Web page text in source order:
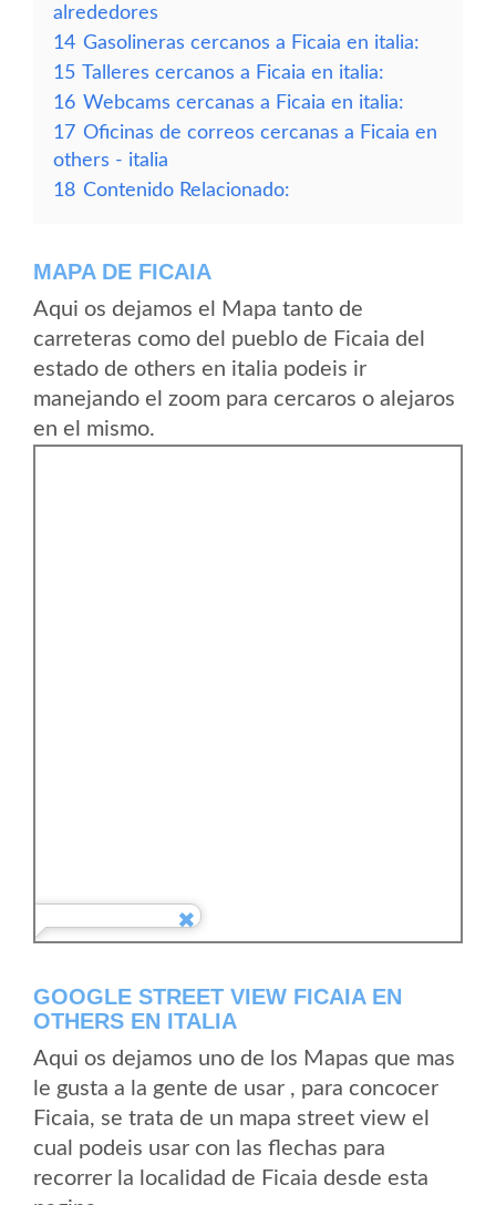
alrededores
14 Gasolineras cercanos a Ficaia en italia:
15 Talleres cercanos a Ficaia en italia:
16 Webcams cercanas a Ficaia en italia:
17 Oficinas de correos cercanas a Ficaia en
others - italia
18 Contenido Relacionado:
MAPA DE FICAIA
Aqui os dejamos el Mapa tanto de
carreteras como del pueblo de Ficaia del
estado de others en italia podeis ir
manejando el zoom para cercaros o alejaros
en el mismo.
GOOGLE STREET VIEW FICAIA EN
OTHERS EN ITALIA
Aqui os dejamos uno de los Mapas que mas
le gusta a la gente de usar , para concocer
Ficaia, se trata de un mapa street view el
cual podeis usar con las flechas para
recorrer la localidad de Ficaia desde esta